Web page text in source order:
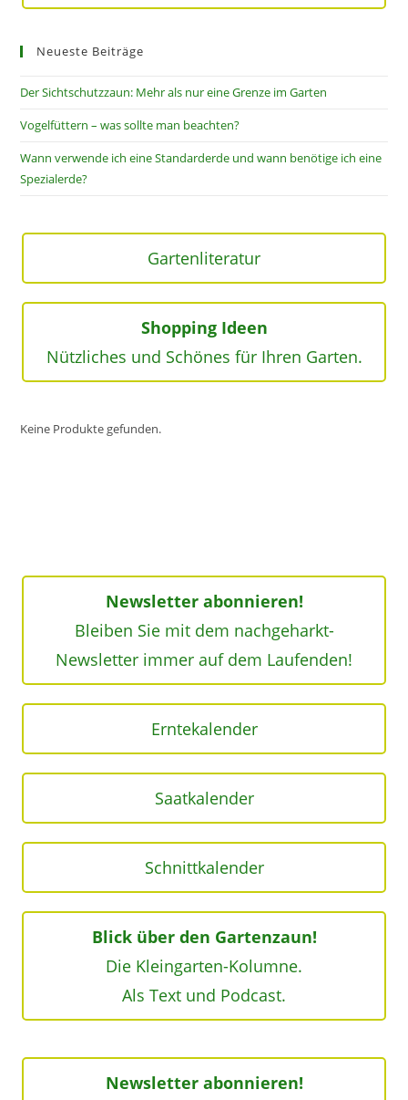
Neueste Beiträge
Der Sichtschutzzaun: Mehr als nur eine Grenze im Garten
Vogelfüttern – was sollte man beachten?
Wann verwende ich eine Standarderde und wann benötige ich eine
Spezialerde?
Gartenliteratur
Shopping Ideen
Nützliches und Schönes für Ihren Garten.
Keine Produkte gefunden.
Newsletter abonnieren!
Bleiben Sie mit dem nachgeharkt-
Newsletter immer auf dem Laufenden!
Erntekalender
Saatkalender
Schnittkalender
Blick über den Gartenzaun!
Die Kleingarten-Kolumne.
Als Text und Podcast.
Newsletter abonnieren!